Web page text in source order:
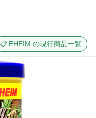
📋 EHEIM の現行商品一覧